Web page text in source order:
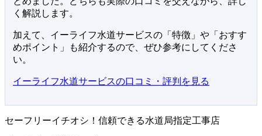
く解説します。
加えて、イーライフ水道サービスの「特徴」や「おすす
めポイント」も紹介するので、ぜひ参考にしてくださ
い。
イーライフ水道サービスの口コミ・評判を見る
セーフリーイチオシ！信頼できる水道局指定工事店